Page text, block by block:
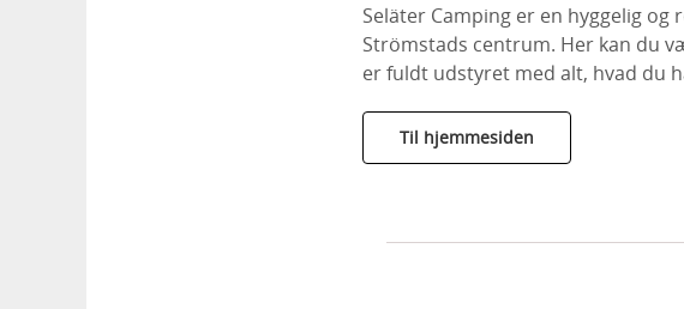
Seläter Camping er en hyggelig
Strömstads centrum. Her kan du
er fuldt udstyret med alt, hvad du
Til hjemmesiden